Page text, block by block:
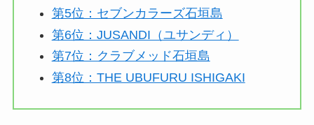
第5位：セブンカラーズ石垣島
第6位：JUSANDI（ユサンディ）
第7位：クラブメッド石垣島
第8位：THE UBUFURU ISHIGAKI